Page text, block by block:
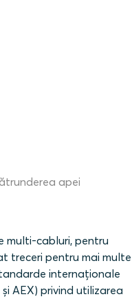
apei
multi-cabluri, pentru
treceri pentru mai multe
internaționale
AEX) privind utilizarea